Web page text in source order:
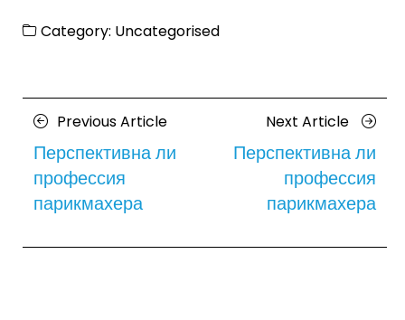
Category: Uncategorised
Posts
navigation
Previous ArticlePrevious
Article
Перспективна ли
профессия
парикмахера
Next Article
Next
Article
Перспективна ли
профессия
парикмахера